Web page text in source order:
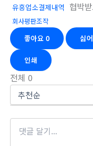
유흥업소결제내역 협박
회사평판조작
좋아요 0 싫
인쇄
전체 0